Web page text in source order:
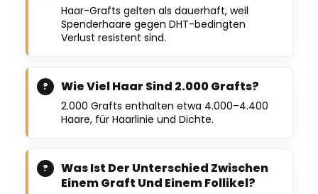
Haar-Grafts gelten als dauerhaft, weil
Spenderhaare gegen DHT-bedingten
Verlust resistent sind.
Wie Viel Haar Sind 2.000 Grafts?
2.000 Grafts enthalten etwa 4.000–4.400
Haare, für Haarlinie und Dichte.
Was Ist Der Unterschied Zwischen
Einem Graft Und Einem Follikel?